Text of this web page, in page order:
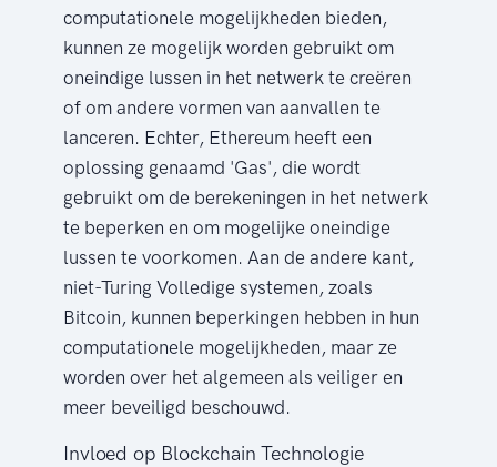
computationele mogelijkheden bieden,
kunnen ze mogelijk worden gebruikt om
oneindige lussen in het netwerk te creëren
of om andere vormen van aanvallen te
lanceren. Echter, Ethereum heeft een
oplossing genaamd 'Gas', die wordt
gebruikt om de berekeningen in het netwerk
te beperken en om mogelijke oneindige
lussen te voorkomen. Aan de andere kant,
niet-Turing Volledige systemen, zoals
Bitcoin, kunnen beperkingen hebben in hun
computationele mogelijkheden, maar ze
worden over het algemeen als veiliger en
meer beveiligd beschouwd.
Invloed op Blockchain Technologie